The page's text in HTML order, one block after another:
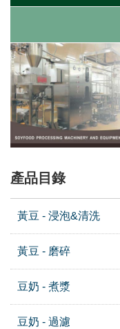
產品目錄
黃豆 - 浸泡&清洗
黃豆 - 磨碎
豆奶 - 煮漿
豆奶 - 過濾